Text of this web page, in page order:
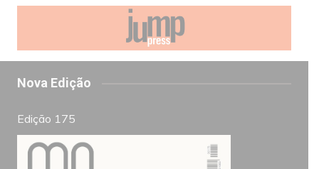
Nova Edição
Edição 175